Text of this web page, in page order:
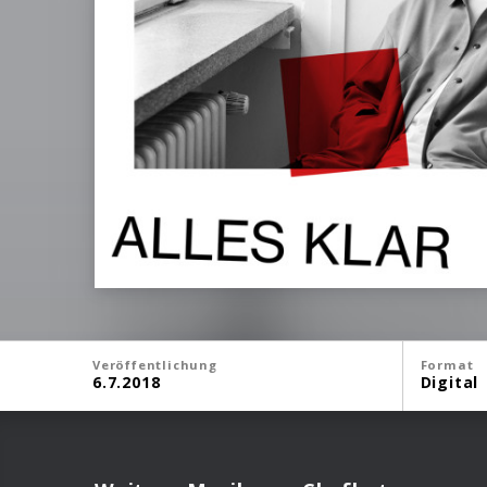
Veröffentlichung
6.7.2018
Format
Digital